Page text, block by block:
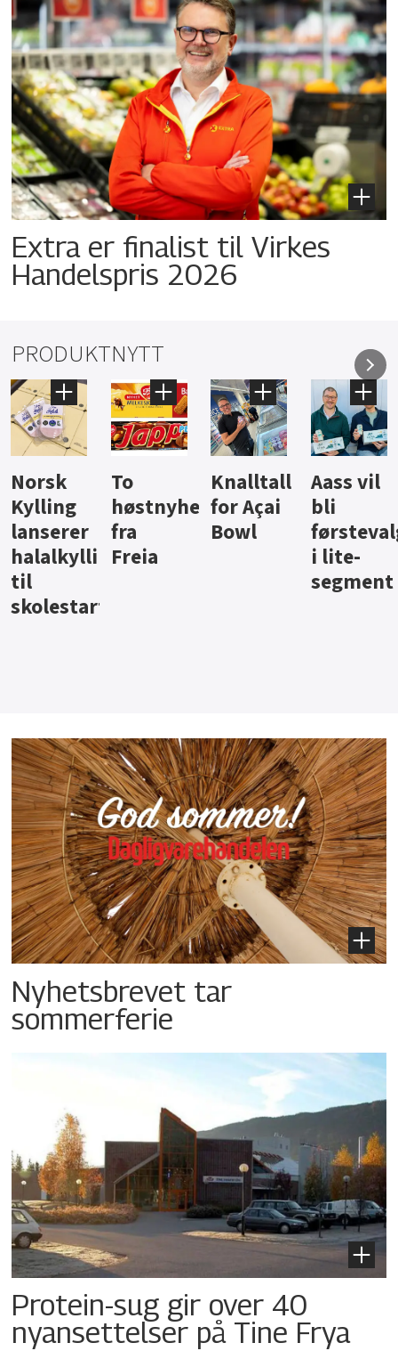
Extra er finalist til Virkes
Handelspris 2026
PRODUKTNYTT
Knalltall
for Açai
Bowl
Aass vil
bli
førstevalg
i lite-
Brus og
jus fra
Berentsen
Hard
iste fra
Hansa
Nyhetsbrevet tar
sommerferie
Protein-sug gir over 40
nyansettelser på Tine Frya